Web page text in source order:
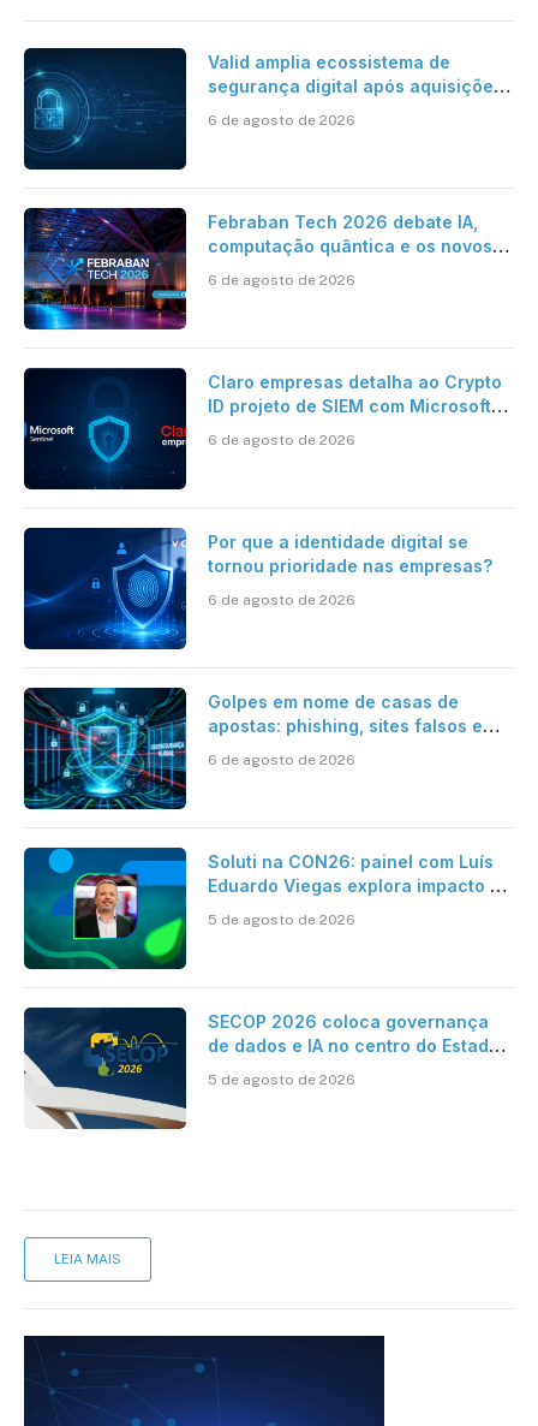
Valid amplia ecossistema de
segurança digital após aquisições
da HST e Diazero
6 de agosto de 2026
Febraban Tech 2026 debate IA,
computação quântica e os novos
desafios da tecnologia bancária
6 de agosto de 2026
Claro empresas detalha ao Crypto
ID projeto de SIEM com Microsoft
Sentinel, IA e resposta
automatizada
6 de agosto de 2026
Por que a identidade digital se
tornou prioridade nas empresas?
6 de agosto de 2026
Golpes em nome de casas de
apostas: phishing, sites falsos e
6 de agosto de 2026
Soluti na CON26: painel com Luís
Eduardo Viegas explora impacto de
Contabilidade
5 de agosto de 2026
SECOP 2026 coloca governança
de dados e IA no centro do Estado
5 de agosto de 2026
LEIA MAIS